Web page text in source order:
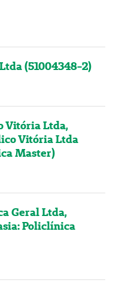
(51004348-2)
Vitória Ltda,
Vitória Ltda
Master)
Geral Ltda,
Policlínica